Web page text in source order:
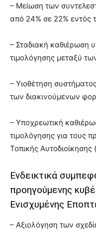
– Μείωση των
από 24% σε 22% εντός
– Σταδιακή καθιέρωση
τιμολόγησης μεταξύ
– Υιοθέτηση
των διακινούμενων
– Υποχρεωτική
τιμολόγησης για τους
Τοπικής Αυτοδιοίκησης
Ενδεικτικά
προηγούμενης
Ενισχυμένης
– Αξιολόγηση των